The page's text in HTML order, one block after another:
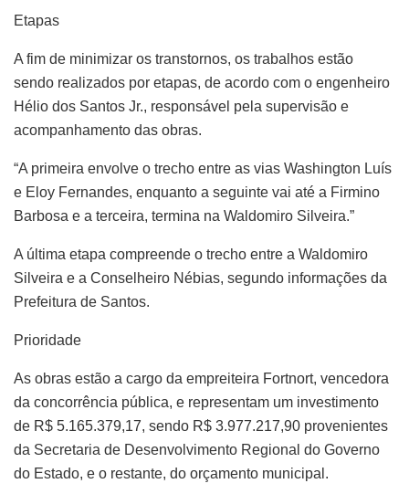
Etapas
A fim de minimizar os transtornos, os trabalhos estão
sendo realizados por etapas, de acordo com o engenheiro
Hélio dos Santos Jr., responsável pela supervisão e
acompanhamento das obras.
“A primeira envolve o trecho entre as vias Washington Luís
e Eloy Fernandes, enquanto a seguinte vai até a Firmino
Barbosa e a terceira, termina na Waldomiro Silveira.”
A última etapa compreende o trecho entre a Waldomiro
Silveira e a Conselheiro Nébias, segundo informações da
Prefeitura de Santos.
Prioridade
As obras estão a cargo da empreiteira Fortnort, vencedora
da concorrência pública, e representam um investimento
de R$ 5.165.379,17, sendo R$ 3.977.217,90 provenientes
da Secretaria de Desenvolvimento Regional do Governo
do Estado, e o restante, do orçamento municipal.